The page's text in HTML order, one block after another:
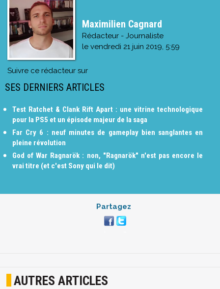
Maximilien Cagnard
Rédacteur - Journaliste
le vendredi 21 juin 2019, 5:59
Suivre ce rédacteur sur
SES DERNIERS ARTICLES
Test Ratchet & Clank Rift Apart : une vitrine technologique
pour la PS5 et un épisode majeur de la saga
Far Cry 6 : neuf minutes de gameplay bien sanglantes en
pleine révolution
God of War Ragnarök : non, "Ragnarök" n'est pas encore le
vrai titre (et c'est Sony qui le dit)
Partagez
AUTRES ARTICLES